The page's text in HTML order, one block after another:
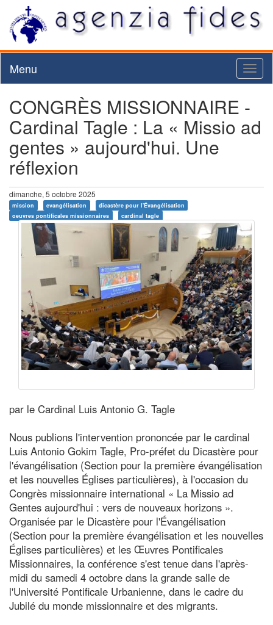
Menu
CONGRÈS MISSIONNAIRE -
Cardinal Tagle : La « Missio ad
gentes » aujourd'hui. Une
réflexion
dimanche, 5 octobre 2025
mission evangélisation
dicastère pour l'Évangélisation
oeuvres pontificales missionnaires
cardinal tagle
par le Cardinal Luis Antonio G. Tagle
Nous publions l'intervention prononcée par le cardinal
Luis Antonio Gokim Tagle, Pro-préfet du Dicastère pour
l'évangélisation (Section pour la première évangélisation
et les nouvelles Églises particulières), à l'occasion du
Congrès missionnaire international « La Missio ad
Gentes aujourd'hui : vers de nouveaux horizons ».
Organisée par le Dicastère pour l'Évangélisation
(Section pour la première évangélisation et les nouvelles
Églises particulières) et les Œuvres Pontificales
Missionnaires, la conférence s'est tenue dans l'après-
midi du samedi 4 octobre dans la grande salle de
l'Université Pontificale Urbanienne, dans le cadre du
Jubilé du monde missionnaire et des migrants.